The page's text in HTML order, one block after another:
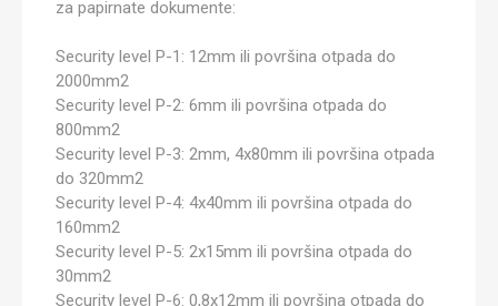
za papirnate dokumente:
Security level P-1: 12mm ili površina otpada do
2000mm2
Security level P-2: 6mm ili površina otpada do
800mm2
Security level P-3: 2mm, 4x80mm ili površina otpada
do 320mm2
Security level P-4: 4x40mm ili površina otpada do
160mm2
Security level P-5: 2x15mm ili površina otpada do
30mm2
Security level P-6: 0,8x12mm ili površina otpada do